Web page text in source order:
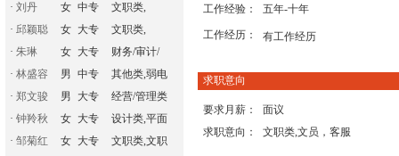
· 刘丹 女 中专
文职类,
· 邱颖聪 女 大专
文职类,
· 朱琳 女 大专
财务/审计/
· 林盛容 男 中专
其他类,弱电
· 郑文骏 男 大专
经营/管理类
· 钟羚秋 女 大专
设计类,平面
· 邹菊红 女 大专
文职类,文职
工作经验：
五年-十年
工作经历： 有工作经历
求职意向
要求月薪：
面议
求职意向：
文职类,文员，客服